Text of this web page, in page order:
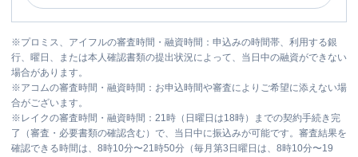
※プロミス、アイフルの審査時間・融資時間：申込みの時間帯、利用する銀
行、曜日、または本人確認書類の提出状況によって、当日中の融資ができない
場合があります。
※アコムの審査時間・融資時間：お申込時間や審査によりご希望に添えない場
合がございます。
※ レイクの審査時間・融資時間：21時（日曜日は18時）までの契約手続き完
了（審査・必要書類の確認含む）で、当日中に振込みが可能です。審査結果を
確認できる時間は、8時10分〜21時50分（毎月第3日曜日は、8時10分〜19